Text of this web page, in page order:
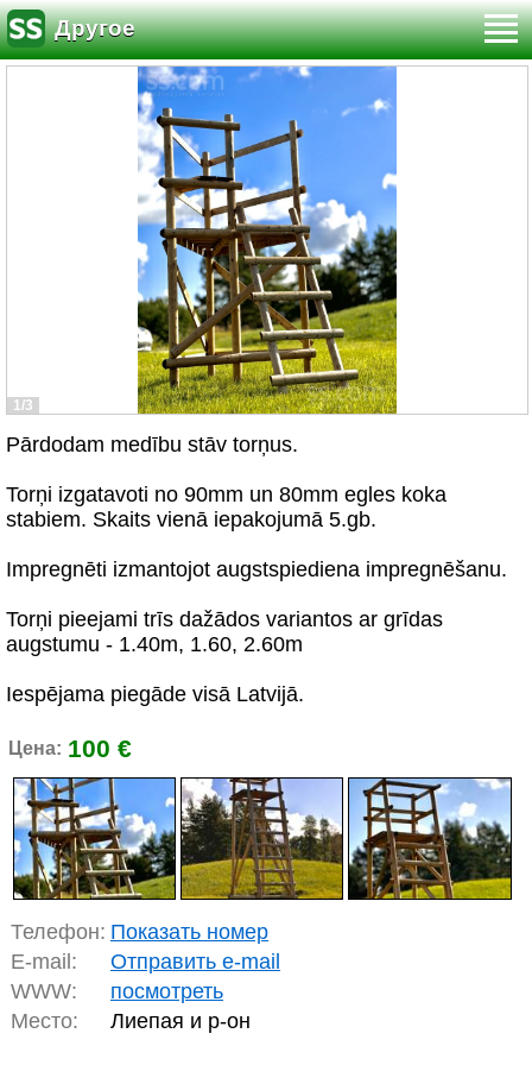
Другое
1/3
Pārdodam medību stāv torņus.
Torņi izgatavoti no 90mm un 80mm egles koka
stabiem. Skaits vienā iepakojumā 5.gb.
Impregnēti izmantojot augstspiediena impregnēšanu.
Torņi pieejami trīs dažādos variantos ar grīdas
augstumu - 1.40m, 1.60, 2.60m
Iespējama piegāde visā Latvijā.
Цена: 100 €
Телефон: Показать номер
E-mail:
Отправить e-mail
WWW:
посмотреть
Место:
Лиепая и р-он